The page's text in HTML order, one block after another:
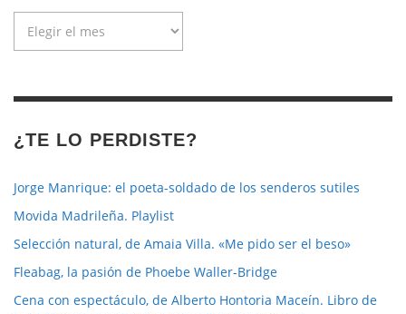
¿TE LO PERDISTE?
Jorge Manrique: el poeta-soldado de los senderos sutiles
Movida Madrileña. Playlist
Selección natural, de Amaia Villa. «Me pido ser el beso»
Fleabag, la pasión de Phoebe Waller-Bridge
Cena con espectáculo, de Alberto Hontoria Maceín. Libro de